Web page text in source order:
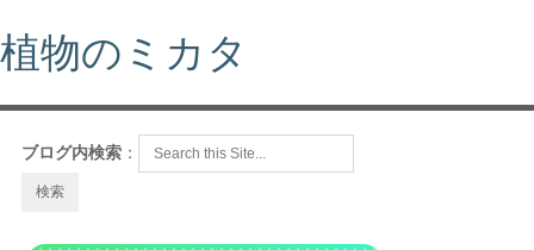
植物のミカタ
ブログ内検索 ：